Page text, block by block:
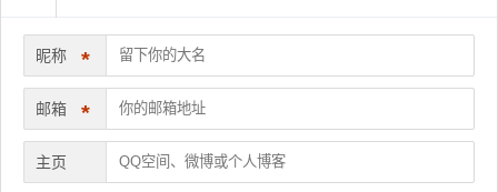
昵称 *
邮箱 *
主页